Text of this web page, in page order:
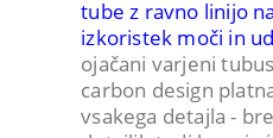
tube z ravno linijo
izkoristek moči in
ojačani varjeni
carbon design
vsakega detajla -